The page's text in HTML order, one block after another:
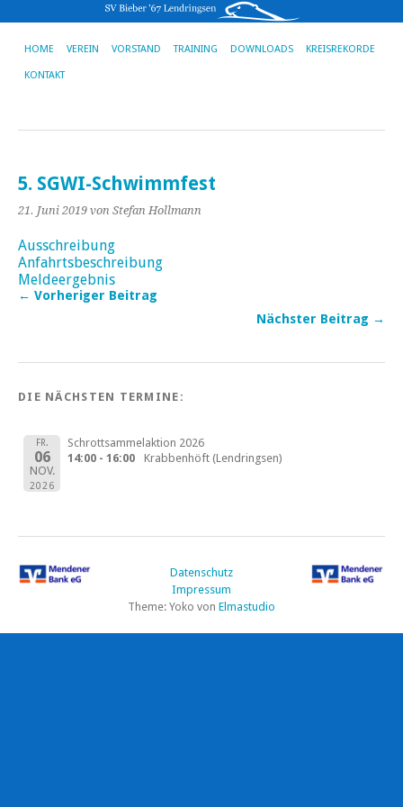
HOME VEREIN VORSTAND TRAINING DOWNLOADS KREISREKORDE
KONTAKT
5. SGWI-Schwimmfest
21. Juni 2019 von Stefan Hollmann
Ausschreibung
Anfahrtsbeschreibung
Meldeergebnis
← Vorheriger Beitrag
Nächster Beitrag →
DIE NÄCHSTEN TERMINE:
FR.
06
NOV.
2026
Schrottsammelaktion 2026
14:00 - 16:00
Krabbenhöft (Lendringsen)
Datenschutz
Impressum
Theme: Yoko von Elmastudio